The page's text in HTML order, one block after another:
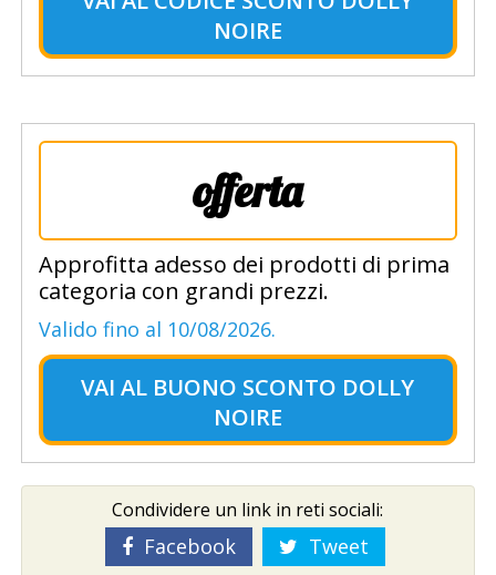
NOIRE
offerta
Approfitta adesso dei prodotti di prima
categoria con grandi prezzi.
Valido fino al 10/08/2026.
VAI AL BUONO SCONTO DOLLY
NOIRE
Condividere un link in reti sociali:
Facebook
Tweet